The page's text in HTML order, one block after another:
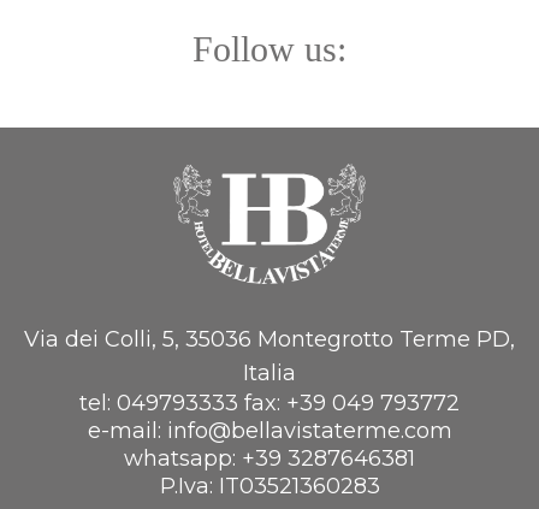
Follow us:
Via dei Colli, 5, 35036 Montegrotto Terme PD,
Italia
tel: 049793333 fax: +39 049 793772
e-mail: info@bellavistaterme.com
whatsapp: +39 3287646381
P.Iva: IT03521360283